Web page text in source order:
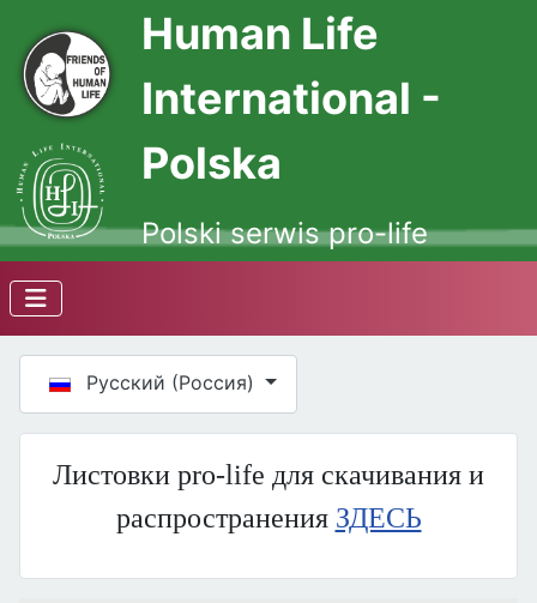
Human Life
International -
Polska
Polski serwis pro-life
Русский (Россия)
Листовки pro-life для скачивания и
распространения ЗДЕСЬ